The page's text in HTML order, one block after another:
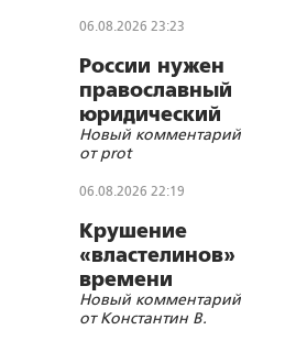
06.08.2026 23:23
России нужен
православный
юридический
СОБР
Новый комментарий
от prot
06.08.2026 22:19
Крушение
«властелинов»
времени
Новый комментарий
от Константин В.